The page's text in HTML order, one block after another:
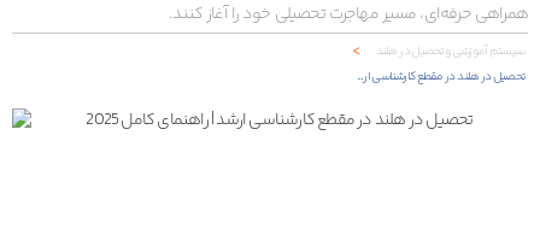
همراهی حرفه‌ای، مسیر مهاجرت تحصیلی خود را آغاز کنند.
سیستم آموزشی و تحصیل در هلند <
تحصیل در هلند در مقطع کارشناسی ارشد | راهنمای کامل 2025